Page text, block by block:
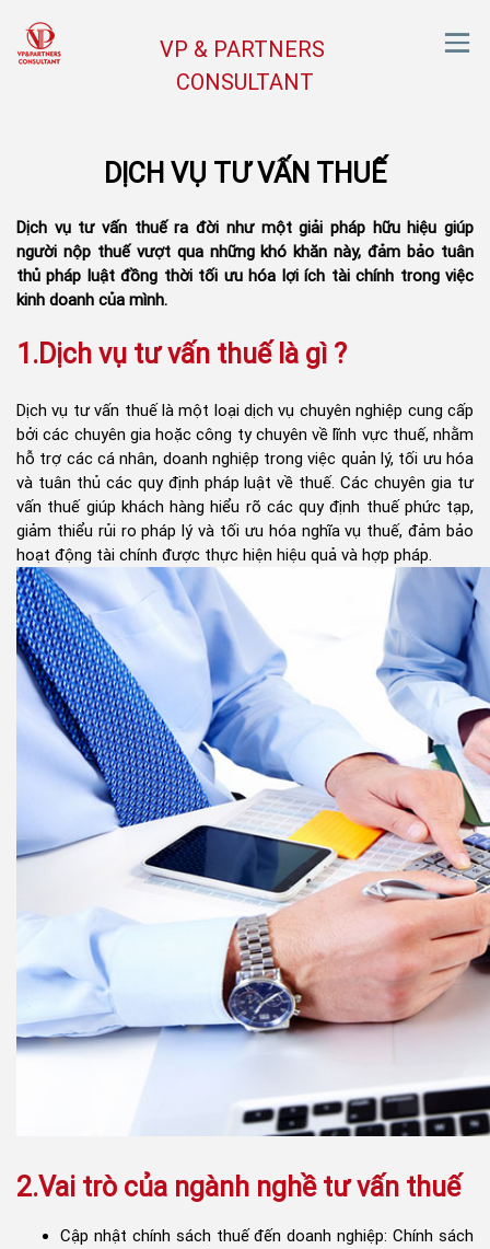
VP & PARTNERS
CONSULTANT
DỊCH VỤ TƯ VẤN THUẾ
Dịch vụ tư vấn thuế ra đời như một giải pháp hữu hiệu giúp
người nộp thuế vượt qua những khó khăn này, đảm bảo tuân
thủ pháp luật đồng thời tối ưu hóa lợi ích tài chính trong việc
kinh doanh của mình.
1.Dịch vụ tư vấn thuế là gì ?
Dịch vụ tư vấn thuếlà một loại dịch vụ chuyên nghiệp cung cấp
bởi các chuyên gia hoặc công ty chuyên về lĩnh vực thuế, nhằm
hỗ trợ các cá nhân, doanh nghiệp trong việc quản lý, tối ưu hóa
và tuân thủ các quy định pháp luật về thuế. Các chuyên gia tư
vấn thuế giúp khách hàng hiểu rõ các quy định thuế phức tạp,
giảm thiểu rủi ro pháp lý và tối ưu hóa nghĩa vụ thuế, đảm bảo
hoạt động tài chính được thực hiện hiệu quả và hợp pháp.
2.Vai trò của ngành nghề tư vấn thuế
Cập nhật chính sách thuế đến doanh nghiệp: Chính sách